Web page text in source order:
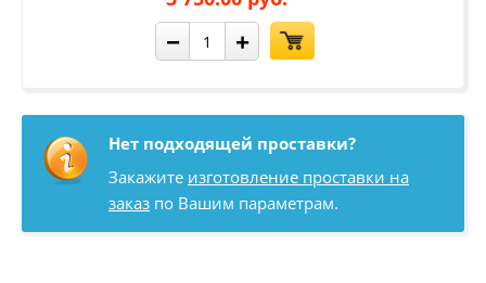
− +
Нет подходящей проставки?
Закажите изготовление проставки на
заказ по Вашим параметрам.